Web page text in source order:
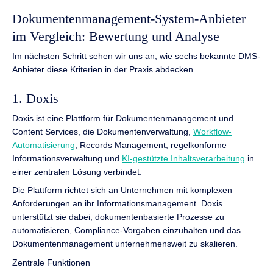
Dokumentenmanagement-System-Anbieter
im Vergleich: Bewertung und Analyse
Im nächsten Schritt sehen wir uns an, wie sechs bekannte DMS-
Anbieter diese Kriterien in der Praxis abdecken.
1. Doxis
Doxis ist eine Plattform für Dokumentenmanagement und
Content Services, die Dokumentenverwaltung, Workflow-
Automatisierung , Records Management, regelkonforme
Informationsverwaltung und KI-gestützte Inhaltsverarbeitung in
einer zentralen Lösung verbindet.
Die Plattform richtet sich an Unternehmen mit komplexen
Anforderungen an ihr Informationsmanagement. Doxis
unterstützt sie dabei, dokumentenbasierte Prozesse zu
automatisieren, Compliance-Vorgaben einzuhalten und das
Dokumentenmanagement unternehmensweit zu skalieren.
Zentrale Funktionen